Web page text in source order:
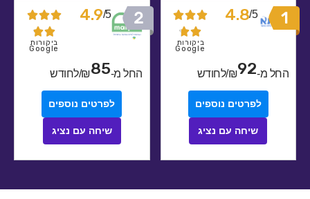
4.8



92₪/לחודש
לפרטים נוספים
שיחה עם נציג
4.9


85₪/לחודש
לפרטים נוספים
שיחה עם נציג